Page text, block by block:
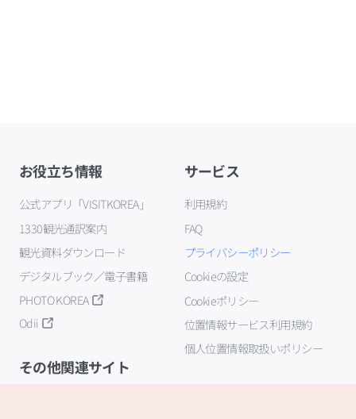
お役立ち情報
公式アプリ「VISITKOREA」
1330観光通訳案内
観光資料ダウンロード
デジタルブック／電子書籍
PHOTO KOREA
Odii
サービス
利用規約
FAQ
プライバシーポリシー
Cookieの設定
Cookieポリシー
位置情報サービス利用規約
個人位置情報取扱いポリシー
その他関連サイト